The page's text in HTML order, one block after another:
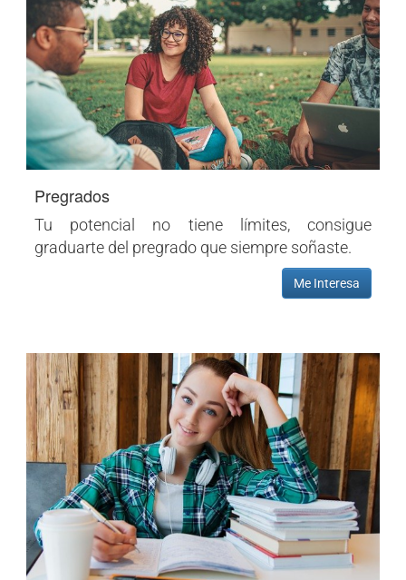
Pregrados
Tu potencial no tiene límites, consigue
graduarte del pregrado que siempre soñaste.
Me Interesa